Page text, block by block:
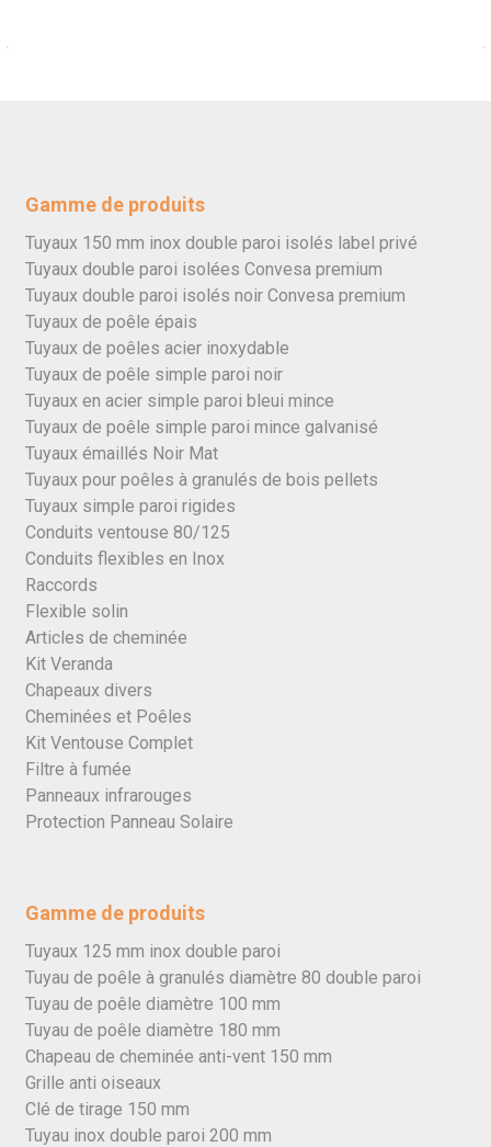
Gamme de produits
Tuyaux 150 mm inox double paroi isolés label privé
Tuyaux double paroi isolées Convesa premium
Tuyaux double paroi isolés noir Convesa premium
Tuyaux de poêle épais
Tuyaux de poêles acier inoxydable
Tuyaux de poêle simple paroi noir
Tuyaux en acier simple paroi bleui mince
Tuyaux de poêle simple paroi mince galvanisé
Tuyaux émaillés Noir Mat
Tuyaux pour poêles à granulés de bois pellets
Tuyaux simple paroi rigides
Conduits ventouse 80/125
Conduits flexibles en Inox
Raccords
Flexible solin
Articles de cheminée
Kit Veranda
Chapeaux divers
Cheminées et Poêles
Kit Ventouse Complet
Filtre à fumée
Panneaux infrarouges
Protection Panneau Solaire
Gamme de produits
Tuyaux 125 mm inox double paroi
Tuyau de poêle à granulés diamètre 80 double paroi
Tuyau de poêle diamètre 100 mm
Tuyau de poêle diamètre 180 mm
Chapeau de cheminée anti-vent 150 mm
Grille anti oiseaux
Clé de tirage 150 mm
Tuyau inox double paroi 200 mm